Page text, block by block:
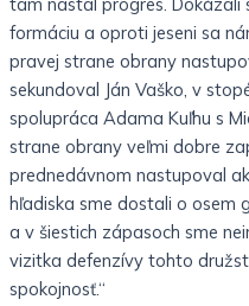
tam nastal progres. Dokázali
formáciu a oproti jeseni sa
pravej strane obrany
sekundoval Ján Vaško, v
spolupráca Adama Kuľhu s
strane obrany veľmi dobre
prednedávnom nastupoval
hľadiska sme dostali o osem
a v šiestich zápasoch sme
vizitka defenzívy tohto
spokojnosť.“